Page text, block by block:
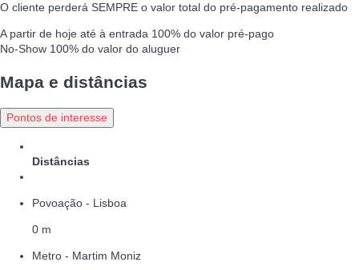
O cliente perderá SEMPRE o valor total do pré-pagamento realizado
A partir de hoje até à entrada 100% do valor pré-pago
No-Show 100% do valor do aluguer
Mapa e distâncias
Pontos de interesse
Distâncias
Povoação - Lisboa
0 m
Metro - Martim Moniz